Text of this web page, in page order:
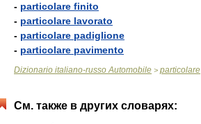
- particolare finito
- particolare lavorato
- particolare padiglione
- particolare pavimento
Dizionario italiano-russo Automobile > particolare
См. также в других словарях: